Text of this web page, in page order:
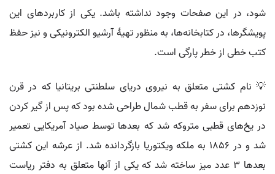
شود، در این صفحات وجود نداشته باشد. یکی از کاربردهای این
پویشگرها، در کتابخانه‌ها، به منظور تهیهٔ آرشیو الکترونیکی و نیز حفظ
کتب خطی از خطر پارگی است.
💡 نام کشتی متعلق به نیروی دریای سلطنتی بریتانیا که در قرن
نوزدهم برای سفر به قطب شمال طراحی شده بود که پس از گیر کردن
در یخ‌های قطبی متروکه شد که بعدها توسط صیاد آمریکایی تعمیر
شد و در ۱۸۵۶ به ملکه ویکتوریا بازگردانده شد. از عرشه این کشتی
بعدها ۳ عدد میز ساخته شد که یکی از آنها متعلق به دفتر ریاست